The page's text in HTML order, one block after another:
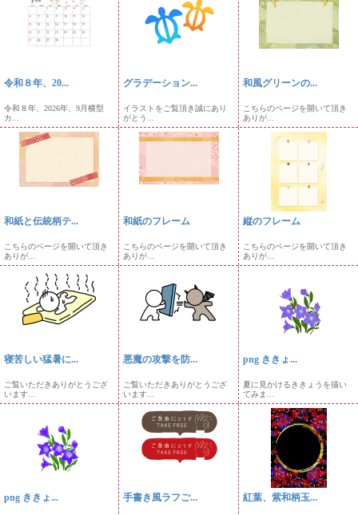
令和８年、20...
令和８年、2026年、9月横型
カ...
グラデーション...
イラストをご覧頂き誠にあり
がとう...
和風グリーンの...
こちらのページを開いて頂き
ありが...
和紙と伝統柄テ...
こちらのページを開いて頂き
ありが...
和紙のフレーム
こちらのページを開いて頂き
ありが...
縦のフレーム
こちらのページを開いて頂き
ありが...
寝苦しい猛暑に...
ご覧いただきありがとうござ
います...
悪魔の攻撃を防...
ご覧いただきありがとうござ
います...
png ききょ...
夏に見かけるききょうを描い
てみま...
png ききょ... 手書き風ラフご... 紅葉、紫和柄玉...